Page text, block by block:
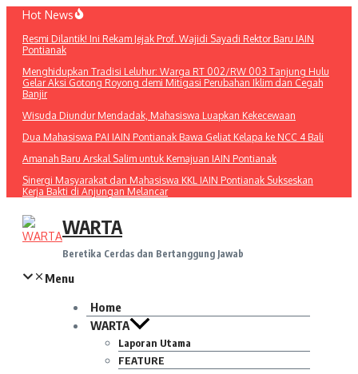
Lewati
konten
Hot News
Resmi Dilantik! Ini Rekam Jejak Prof. Wajidi Sayadi Rektor Baru IAIN
Pontianak
Menghidupkan Tradisi Leluhur: Warga RT 002/RW 003 Tanjung Hulu
Gelar Aksi Gotong Royong demi Mitigasi Perubahan Iklim dan Cegah
Banjir
Wisuda Diundur Mendadak, Mahasiswa Luapkan Kekecewaan
Dua Mahasiswa PAI IAIN Pontianak Bawa Geliat Kelapa ke NCC 4 Bali
Amanah Baru Arskal Salim untuk Kemajuan IAIN Pontianak
Sinergi Masyarakat dan Mahasiswa KKL IAIN Pontianak Sukseskan
Kerja Bakti di Anjungan Melancar
WARTA
Beretika Cerdas dan Bertanggung Jawab
Menu
Home
WARTA
Laporan Utama
FEATURE